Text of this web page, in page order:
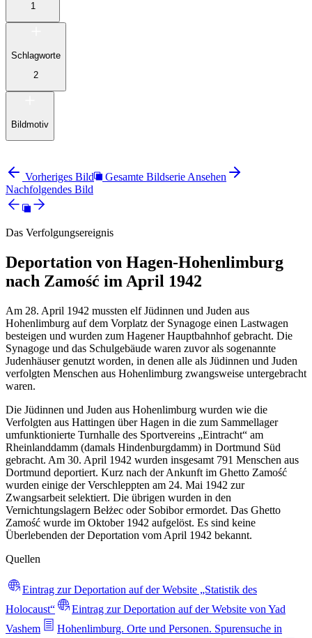
1
Schlagworte
2
Bildmotiv
Vorheriges Bild
Gesamte Bildserie Ansehen
Nachfolgendes Bild
Das Verfolgungsereignis
Deportation von Hagen-Hohenlimburg
nach Zamość im April 1942
Am 28. April 1942 mussten elf Jüdinnen und Juden aus
Hohenlimburg auf dem Vorplatz der Synagoge einen Lastwagen
besteigen und wurden zum Hagener Hauptbahnhof gebracht. Die
Synagoge und das Schulgebäude waren zuvor als sogenannte
Judenhäuser genutzt worden, in denen alle als Jüdinnen und Juden
verfolgten Menschen aus Hohenlimburg zwangsweise untergebracht
waren.
Die Jüdinnen und Juden aus Hohenlimburg wurden wie die
Verfolgten aus Hattingen über Hagen in die zum Sammellager
umfunktionierte Turnhalle des Sportvereins „Eintracht“ am
Rheinlanddamm (damals Hindenburgdamm) in Dortmund Süd
gebracht. Am 30. April 1942 wurden insgesamt 791 Menschen aus
Dortmund deportiert. Kurz nach der Ankunft im Ghetto Zamość
wurden einige der Verschleppten am 24. Mai 1942 zur
Zwangsarbeit selektiert. Die übrigen wurden in den
Vernichtungslagern Bełżec oder Sobibor ermordet. Das Ghetto
Zamość wurde im Oktober 1942 aufgelöst. Es sind keine
Überlebenden der Deportation vom April 1942 bekannt.
Quellen
Eintrag zur Deportation auf der Website „Statistik des
Holocaust“
Eintrag zur Deportation auf der Website von Yad
Vashem
Hohenlimburg. Orte und Personen. Spurensuche in